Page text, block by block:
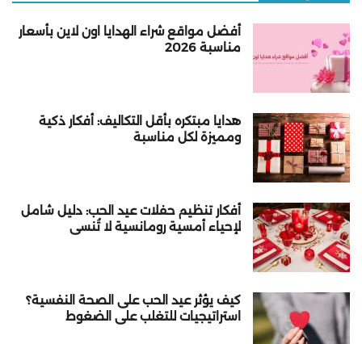
أفضل مواقع شراء الهدايا اون لاين بأسعار
مناسبة 2026
هدايا مبتكره بأقل التكاليف: أفكار ذكية
ومميزة لكل مناسبة
أفكار تنظيم حفلات عيد الحب: دليل شامل
لإحياء أمسية رومانسية لا تُنسى
كيف يؤثر عيد الحب على الصحة النفسية؟
استراتيجيات للتغلب على الضغوط